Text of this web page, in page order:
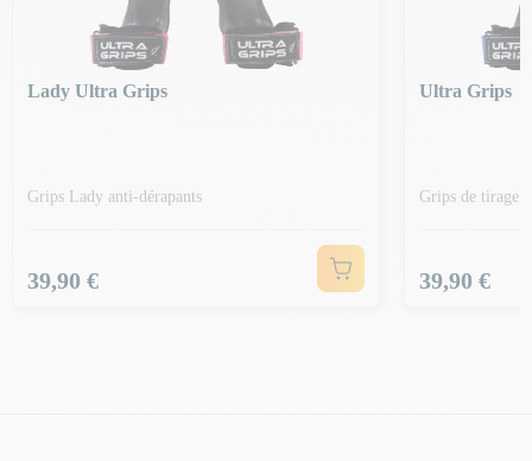
Lady Ultra Grips
Grips Lady anti-dérapants
Prix
39,90 €
Ultra Grips
Grips de tirage
Prix
39,90 €